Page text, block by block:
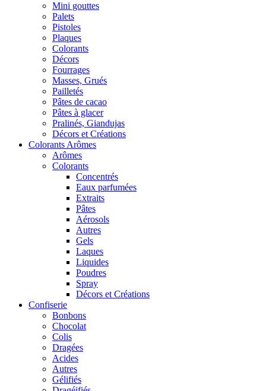
Mini gouttes
Palets
Pistoles
Plaques
Colorants
Décors
Fourrages
Masses, Grués
Pailletés
Pâtes de cacao
Pâtes à glacer
Pralinés, Giandujas
Décors et Créations
Colorants Arômes
Arômes
Colorants
Concentrés
Eaux parfumées
Extraits
Pâtes
Aérosols
Autres
Gels
Laques
Liquides
Poudres
Spray
Décors et Créations
Confiserie
Bonbons
Chocolat
Colis
Dragées
Acides
Autres
Gélifiés